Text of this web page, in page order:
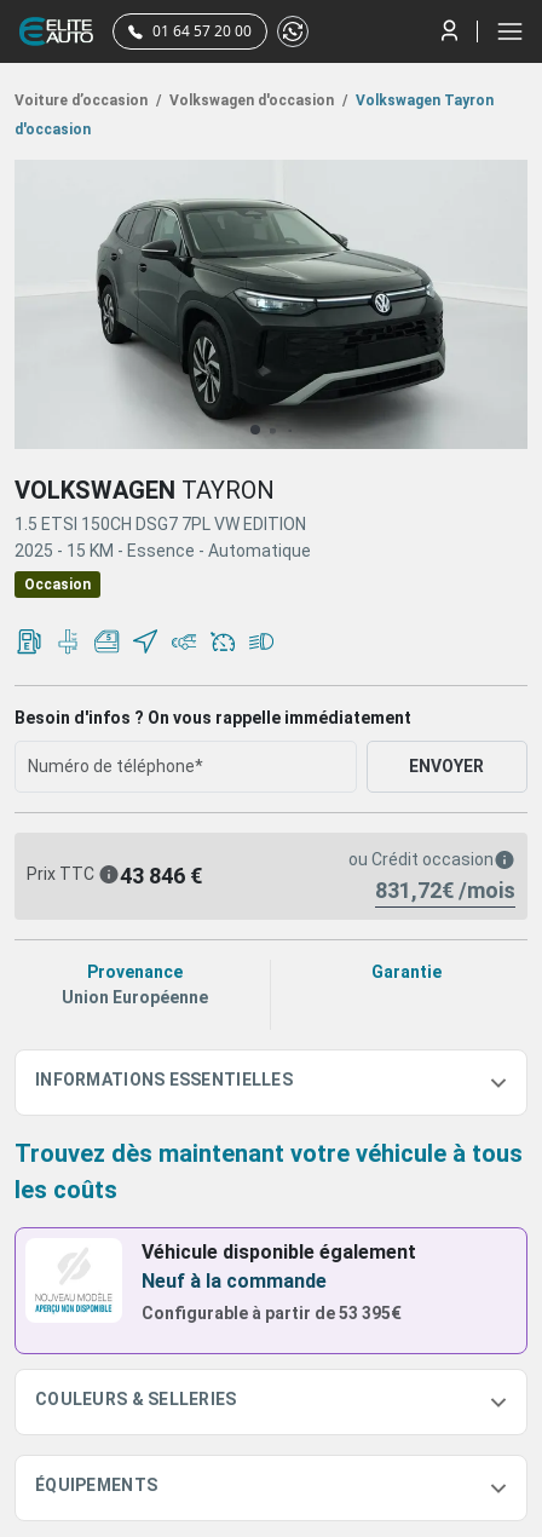
01 64 57 20 00
Voiture d’occasion / Volkswagen d'occasion / Volkswagen Tayron
d'occasion
VOLKSWAGEN TAYRON
1.5 ETSI 150CH DSG7 7PL VW EDITION
2025 - 15 KM - Essence - Automatique
Occasion
Besoin d'infos ? On vous rappelle immédiatement
ENVOYER
Prix TTC 43 846 €
ou Crédit occasion
831,72€ /mois
Provenance
Union Européenne
Garantie
INFORMATIONS ESSENTIELLES
Trouvez dès maintenant votre véhicule à tous
les coûts
Véhicule disponible également
Neuf à la commande
Configurable à partir de53 395€
COULEURS & SELLERIES
ÉQUIPEMENTS